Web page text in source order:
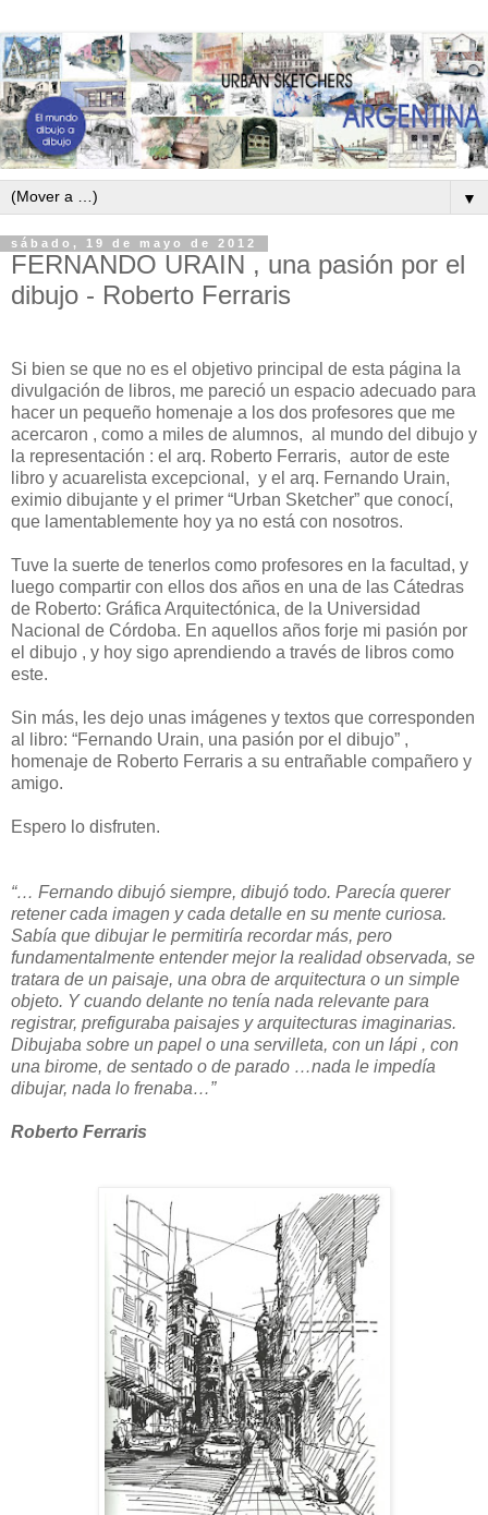
▼
sábado, 19 de mayo de 2012
FERNANDO URAIN , una pasión por el
dibujo - Roberto Ferraris
Si bien se que no es el objetivo principal de esta página la
divulgación de libros, me pareció un espacio adecuado para
hacer un pequeño homenaje a los dos profesores que me
acercaron , como a miles de alumnos, al mundo del dibujo y
la representación : el arq. Roberto Ferraris, autor de este
libro y acuarelista excepcional, y el arq. Fernando Urain,
eximio dibujante y el primer “Urban Sketcher” que conocí,
que lamentablemente hoy ya no está con nosotros.
Tuve la suerte de tenerlos como profesores en la facultad, y
luego compartir con ellos dos años en una de las Cátedras
de Roberto: Gráfica Arquitectónica, de la Universidad
Nacional de Córdoba. En aquellos años forje mi pasión por
el dibujo , y hoy sigo aprendiendo a través de libros como
este.
Sin más, les dejo unas imágenes y textos que corresponden
al libro: “Fernando Urain, una pasión por el dibujo” ,
homenaje de Roberto Ferraris a su entrañable compañero y
amigo.
Espero lo disfruten.
“… Fernando dibujó siempre, dibujó todo. Parecía querer
retener cada imagen y cada detalle en su mente curiosa.
Sabía que dibujar le permitiría recordar más, pero
fundamentalmente entender mejor la realidad observada, se
tratara de un paisaje, una obra de arquitectura o un simple
objeto. Y cuando delante no tenía nada relevante para
registrar, prefiguraba paisajes y arquitecturas imaginarias.
Dibujaba sobre un papel o una servilleta, con un lápi , con
una birome, de sentado o de parado …nada le impedía
dibujar, nada lo frenaba…”
Roberto Ferraris